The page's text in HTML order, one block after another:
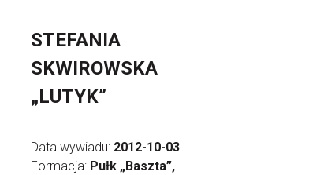
STEFANIA
SKWIROWSKA
„LUTYK”
Data wywiadu: 2012-10-03
Formacja: Pułk „Baszta”,